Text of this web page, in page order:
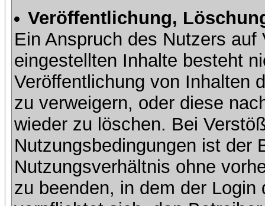
Veröffentlichung,
Ein Anspruch des Nutzers
eingestellten Inhalte besteht
Veröffentlichung von Inhalten
zu verweigern, oder diese
wieder zu löschen. Bei
Nutzungsbedingungen ist der
Nutzungsverhältnis ohne
zu beenden, in dem der